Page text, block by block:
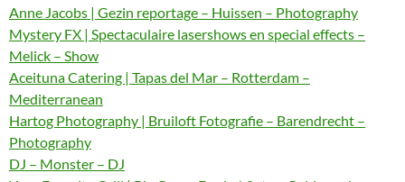
Anne Jacobs | Gezin reportage – Huissen – Photography
Mystery FX | Spectaculaire lasershows en special effects –
Melick – Show
Aceituna Catering | Tapas del Mar – Rotterdam –
Mediterranean
Hartog Photography | Bruiloft Fotografie – Barendrecht –
Photography
DJ – Monster – DJ